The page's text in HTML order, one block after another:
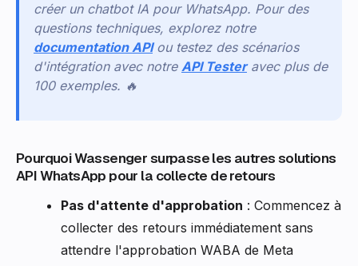
créer un chatbot IA pour WhatsApp. Pour des
questions techniques, explorez notre
documentation API ou testez des scénarios
d'intégration avec notre API Tester avec plus de
100 exemples. 🔥
Pourquoi Wassenger surpasse les autres solutions
API WhatsApp pour la collecte de retours
Pas d'attente d'approbation : Commencez à
collecter des retours immédiatement sans
attendre l'approbation WABA de Meta